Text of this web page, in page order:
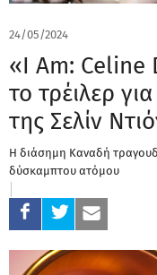
24/05/2024
«I Am:
το τρέιλερ
της Σελίν
Η διάσημη Καναδή
δύσκαμπτου ατόμου